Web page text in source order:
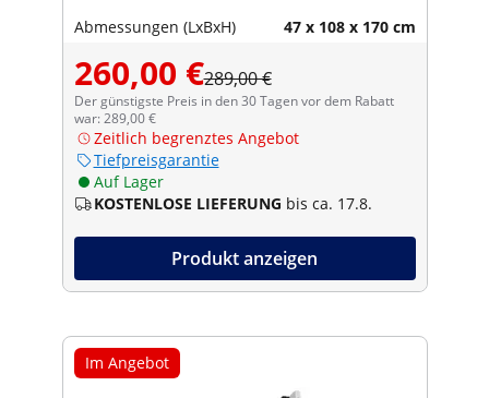
Abmessungen (LxBxH) 47 x 108 x 170 cm
260,00 €289,00 €
Der günstigste Preis in den 30 Tagen vor dem Rabatt
war: 289,00 €
Zeitlich begrenztes Angebot
Tiefpreisgarantie
Auf Lager
KOSTENLOSE LIEFERUNG bis ca. 17.8.
Produkt anzeigen
Im Angebot